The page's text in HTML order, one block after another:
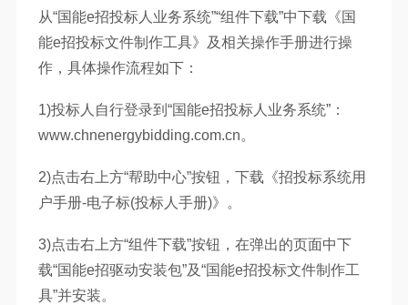
从“国能e招投标人业务系统”“组件下载”中下载《国
能e招投标文件制作工具》及相关操作手册进行操
作，具体操作流程如下：
1)投标人自行登录到“国能e招投标人业务系统”：
www.chnenergybidding.com.cn。
2)点击右上方“帮助中心”按钮，下载《招投标系统用
户手册-电子标(投标人手册)》。
3)点击右上方“组件下载”按钮，在弹出的页面中下
载“国能e招驱动安装包”及“国能e招投标文件制作工
具”并安装。